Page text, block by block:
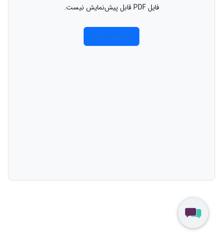
فایل PDF قابل پیش‌نمایش نیست.
مشاهده فایل